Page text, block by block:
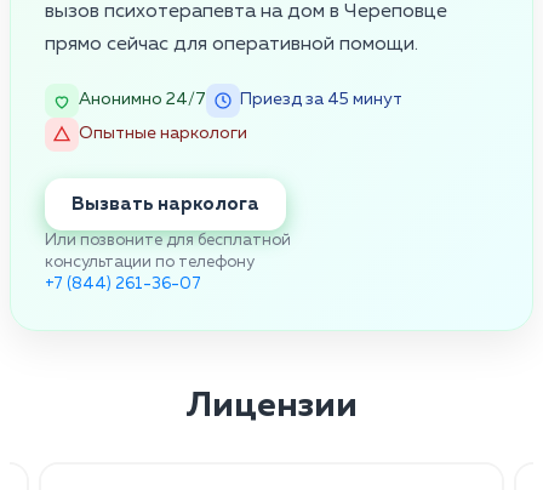
вызов психотерапевта на дом в Череповце
прямо сейчас для оперативной помощи.
Анонимно 24/7
Приезд за 45 минут
Опытные наркологи
Вызвать нарколога
Или позвоните для бесплатной
консультации по телефону
+7 (844) 261-36-07
Лицензии